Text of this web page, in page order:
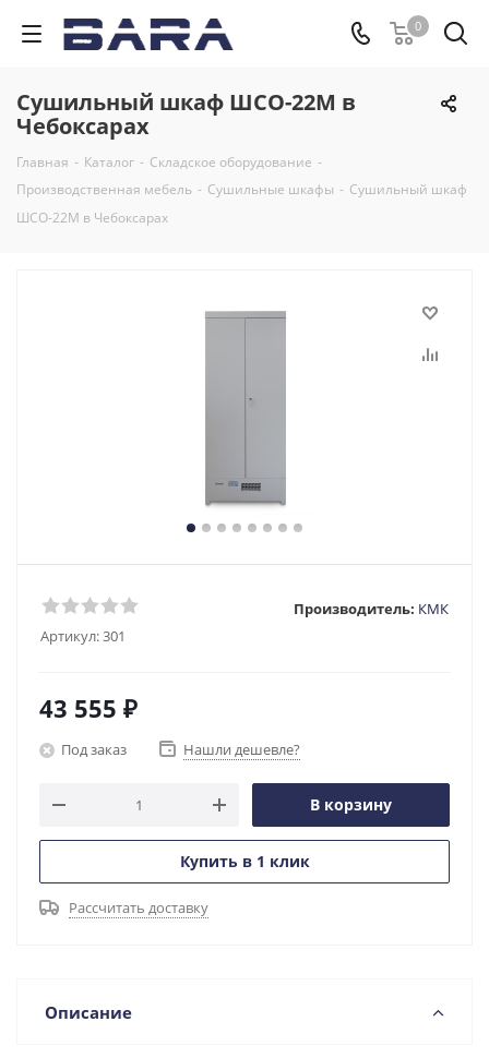
0
Сушильный шкаф ШСО-22М в
Чебоксарах
Главная - Каталог - Складское оборудование -
Производственная мебель - Cушильные шкафы - Сушильный шкаф
ШСО-22М в Чебоксарах
Артикул:301
Производитель: КМК
43 555 ₽
Под заказ Нашли дешевле?
В корзину
Купить в 1 клик
Рассчитать доставку
Описание